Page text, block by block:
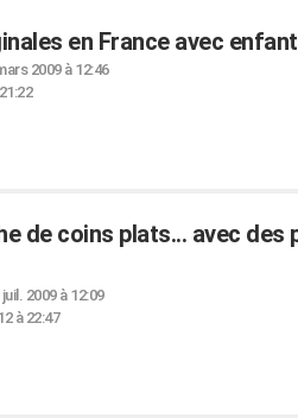
en France avec
2009 à 12:46
de coins plats... avec des
juil. 2009 à 12:09
à 22:47